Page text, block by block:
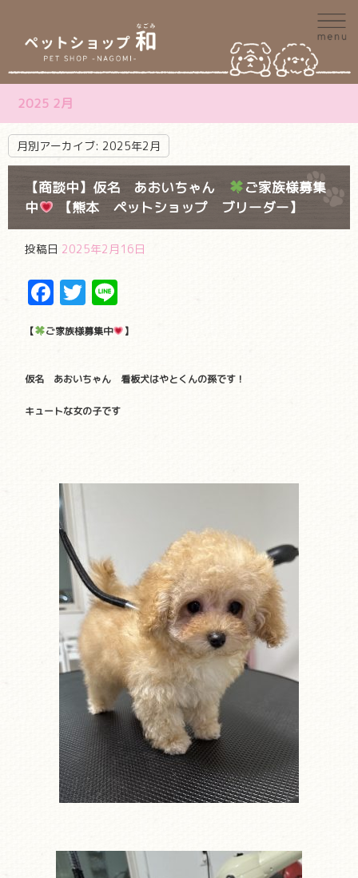
2025 2月
月別アーカイブ: 2025年2月
【商談中】仮名 あおいちゃん
ご家族様募集
中
【熊本 ペットショップ ブリーダー】
投稿日 2025年2月16日
Facebook
Twitter
【 ご家族様募集中 】
仮名 あおいちゃん 看板犬はやとくんの孫です！
キュートな女の子です